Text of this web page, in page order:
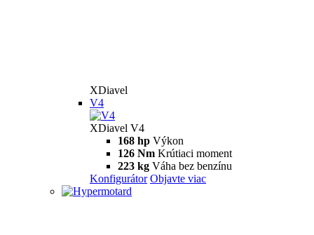
XDiavel
V4
XDiavel V4
168 hp Výkon
126 Nm Krútiaci moment
223 kg Váha bez benzínu
Konfigurátor Objavte viac